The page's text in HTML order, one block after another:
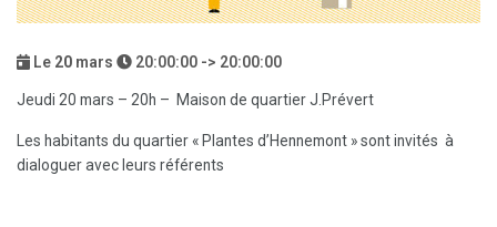
Le 20 mars 20:00:00 -> 20:00:00
Jeudi 20 mars – 20h – Maison de quartier J.Prévert
Les habitants du quartier « Plantes d’Hennemont » sont invités à
dialoguer avec leurs référents